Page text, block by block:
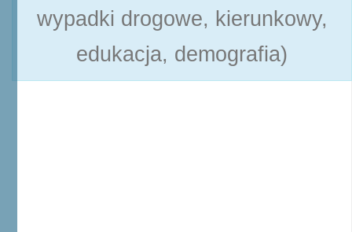
wypadki drogowe, kierunkowy,
edukacja, demografia)